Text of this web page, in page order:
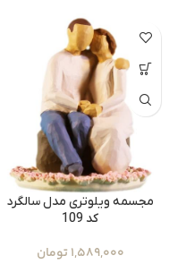
مجسمه ویلوتری مدل سالگرد
کد 109
1,589,000 تومان